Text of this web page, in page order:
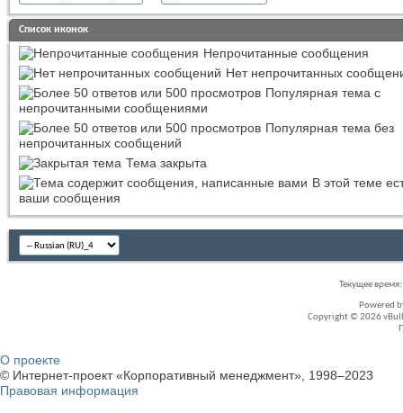
Список иконок
Непрочитанные сообщения
Нет непрочитанных
Популярная тема с
непрочитанными сообщениями
Популярная тема без
непрочитанных сообщений
Тема закрыта
В этой теме
ваши сообщения
Текущее время:
Powered
Copyright © 2026
О проекте
© Интернет-проект «Корпоративный менеджмент», 1998–2023
Правовая информация